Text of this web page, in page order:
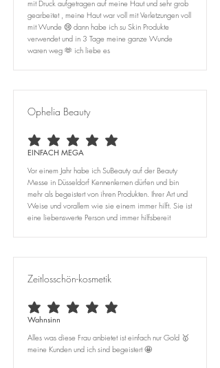
mit Druck aufgetragen auf meine Haut und sehr grob
gearbeitet , meine Haut war voll mit Verletzungen voll
mit Wunde 😢 dann habe ich su Skin Produkte
verwendet und in 3 Tage meine ganze Wunde
waren weg 🫶 ich liebe es
Ophelia Beauty
durchschnittliches Rating ist 5 von 5
EINFACH MEGA
Vor einem Jahr habe ich SuBeauty auf der Beauty
Messe in Düsseldorf Kennenlernen dürfen und bin
mehr als begeistert von ihren Produkten. Ihrer Art und
Weise und vorallem wie sie einem immer hilft. Sie ist
eine liebenswerte Person und immer hilfsbereit
Zeitlosschön-kosmetik
durchschnittliches Rating ist 5 von 5
Wahnsinn
Alles was diese Frau anbietet ist einfach nur Gold 🥇
meine Kunden und ich sind begeistert 🤩